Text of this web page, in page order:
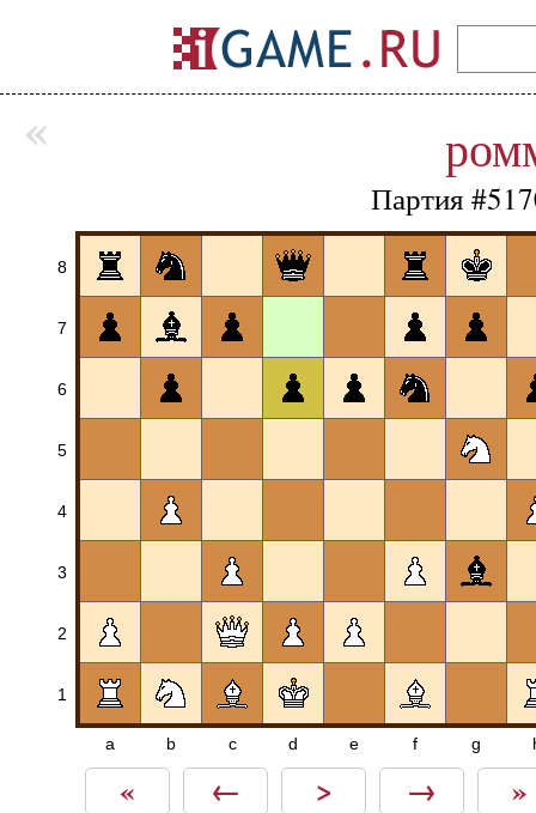
Партия
8
7
6
5
4
3
2
1
a b c d e f g
« ← > → »
«